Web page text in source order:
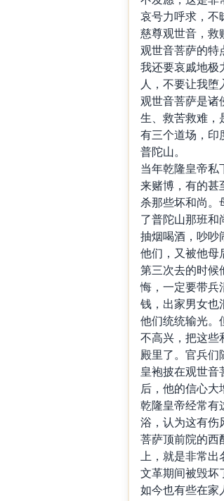
哀号力呼求，不
慈尊观世音，救
观世音菩萨的特
我还要哀戚地极
人，不要让我堕
观世音菩萨是诸
生、救苦救难，
有三个道场，印
普陀山。
当年乾隆皇帝
来赌博，有的甚
杀那些坏和尚。
了普陀山那班和
抽烟喝酒，吵吵
他们，又被他母
第三次去的时候
悔，一定要带兵
钱，出家男女也
他们统统输光。
不高兴，把这些
殿里了。官兵们
皇袍披在观世
后，他的信心大
乾隆皇帝经常有
浴，认为这有伤
菩萨顶前院的西
上，就是非常出
文革期间被毁坏
如今也有些在家